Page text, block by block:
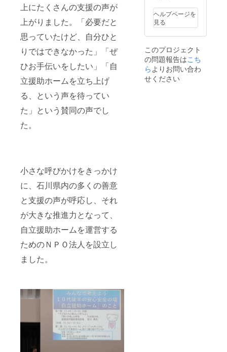
上にたくさんの支援の声が
上がりました。「必要だと
思っていたけど、自分ひと
りではできなかった」「ぜ
ひお手伝いをしたい」「自
立援助ホームを立ち上げ
る、という声を待ってい
た」という賛同の声でし
た。
小さな呼びかけをきっかけ
に、石川県内の多くの善意
と支援の声が呼応し、それ
が大きな推進力となって、
自立援助ホームを運営する
ためのＮＰＯ法人を設立し
ました。
通信
SALUT
！（サ
リュ！
毎年定
期的に
発行
し、お
送りし
ヘルプページを
見る
このプロジェクト
の問題報告はこち
ら よりお問い合わ
せください